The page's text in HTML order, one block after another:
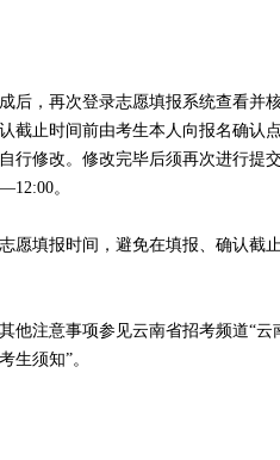
，再次登录志愿填报系统查看并
截止时间前由考生本人向报名确认
行修改。修改完毕后须再次进行提
。
填报时间，避免在填报、确认截
注意事项参见云南省招考频道“云
生须知”。